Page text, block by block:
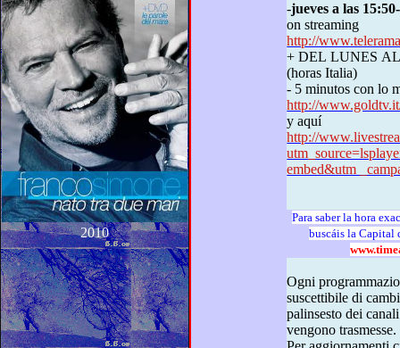
2010
-
jueves a las 15:50-
on streaming
http://
+ DEL LUNES AL DOMINGO A LOS
(horas Italia)
- 5
http://
yaquí
http://
embed&utm
Ogni programmazione televisiva e radiofonica è
suscettibile di cambiamenti in base alle variazioni del
palinsesto dei canali in cui le
vengono trasmesse.